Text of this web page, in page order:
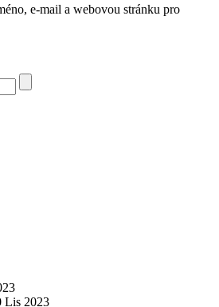
e-mail a webovou stránku pro
Lis 2023